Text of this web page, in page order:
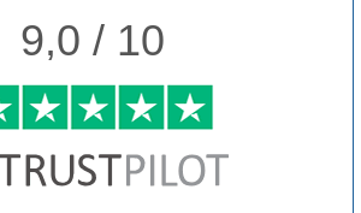
9,0 / 10